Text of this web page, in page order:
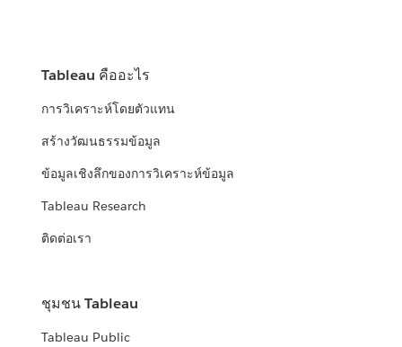
Tableau คืออะไร
การวิเคราะห์โดยตัวแทน
สร้างวัฒนธรรมข้อมูล
ข้อมูลเชิงลึกของการวิเคราะห์ข้อมูล
Tableau Research
ติดต่อเรา
ชุมชน Tableau
Tableau Public